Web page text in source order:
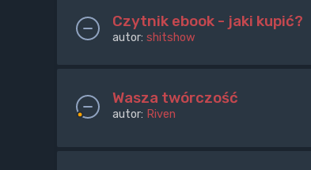
Czytnik ebook - jaki kupić?
autor: shitshow
Wasza twórczość
autor: Riven